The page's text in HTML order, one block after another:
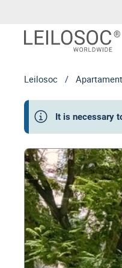
Leilosoc /
It is necessary